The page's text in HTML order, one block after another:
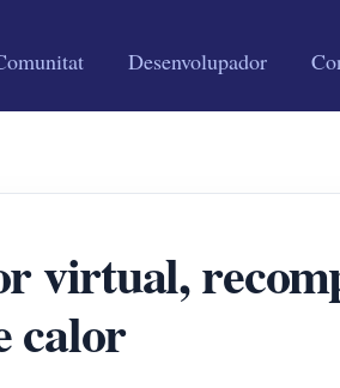
Desenvolupador
calor